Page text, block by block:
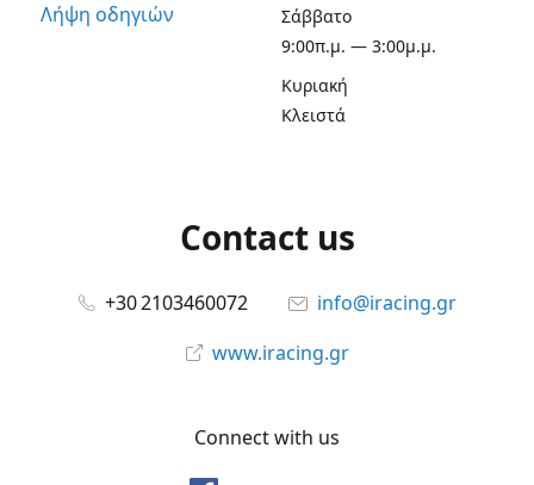
Λήψη οδηγιών
Σάββατο
9:00π.μ. — 3:00μ.μ.
Κυριακή
Κλειστά
Contact us
+30 2103460072
info@iracing.gr
www.iracing.gr
Connect with us